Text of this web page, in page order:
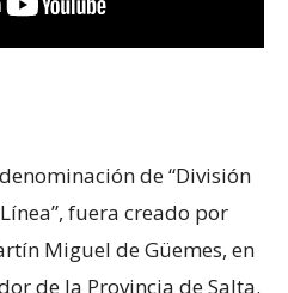
de “División
fuera creado por
Miguel de Güemes, en
de la Provincia de Salta.